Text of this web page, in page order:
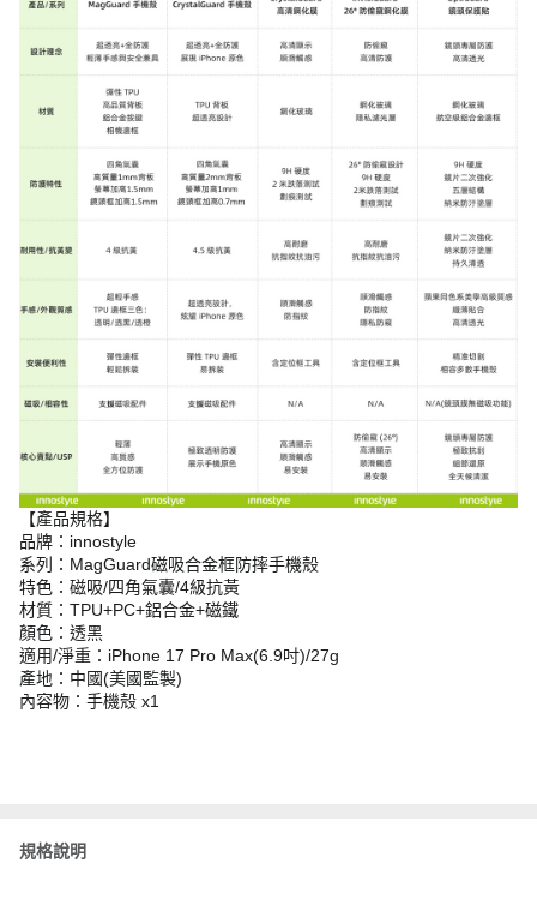
【產品規格】
品牌：innostyle
系列：MagGuard磁吸合金框防摔手機殼
特色：磁吸/四角氣囊/4級抗黃
材質：TPU+PC+鋁合金+磁鐵
顏色：透黑
適用/淨重：iPhone 17 Pro Max(6.9吋)/27g
產地：中國(美國監製)
內容物：手機殼 x1
規格說明